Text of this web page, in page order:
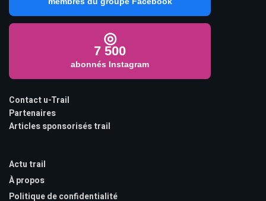
◎
7 500
abonnés Instagram
Contact u-Trail
Partenaires
Articles sponsorisés trail
Actu trail
À propos
Politique de confidentialité